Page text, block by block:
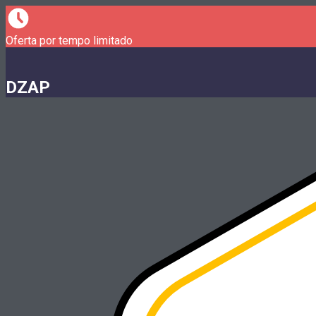
Oferta por tempo limitado
DZAP